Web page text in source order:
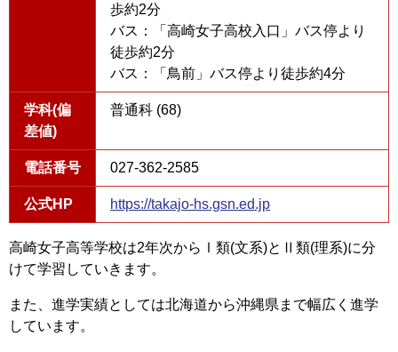
歩約2分
バス：「高崎女子高校入口」バス停より
徒歩約2分
バス：「鳥前」バス停より徒歩約4分
学科(偏
差値)
普通科 (68)
電話番号 027-362-2585
公式HP https://takajo-hs.gsn.ed.jp
高崎女子高等学校は2年次からⅠ類(文系)とⅡ類(理系)に分
けて学習していきます。
また、進学実績としては北海道から沖縄県まで幅広く進学
しています。